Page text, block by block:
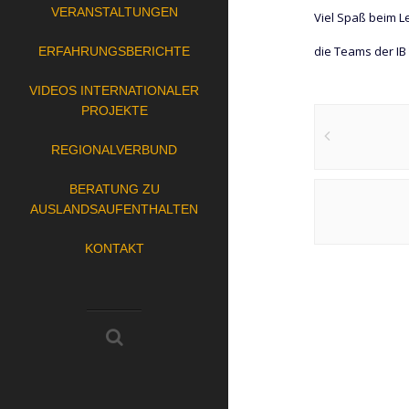
VERANSTALTUNGEN
ERFAHRUNGSBERICHTE
VIDEOS INTERNATIONALER
PROJEKTE
REGIONALVERBUND
BERATUNG ZU
AUSLANDSAUFENTHALTEN
KONTAKT
Viel Spaß beim
die Teams der IB
navigation